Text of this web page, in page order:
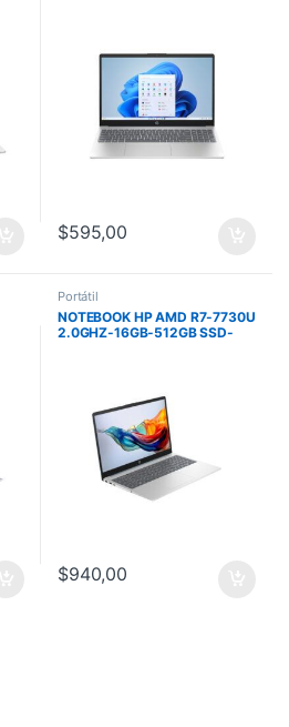
$595,00
Portátil
NOTEBOOK HP AMD R7-7730U
2.0GHZ-16GB-512GB SSD-
$940,00